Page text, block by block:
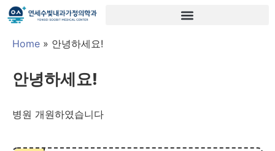
Home » 안녕하세요!
안녕하세요!
병원 개원하였습니다